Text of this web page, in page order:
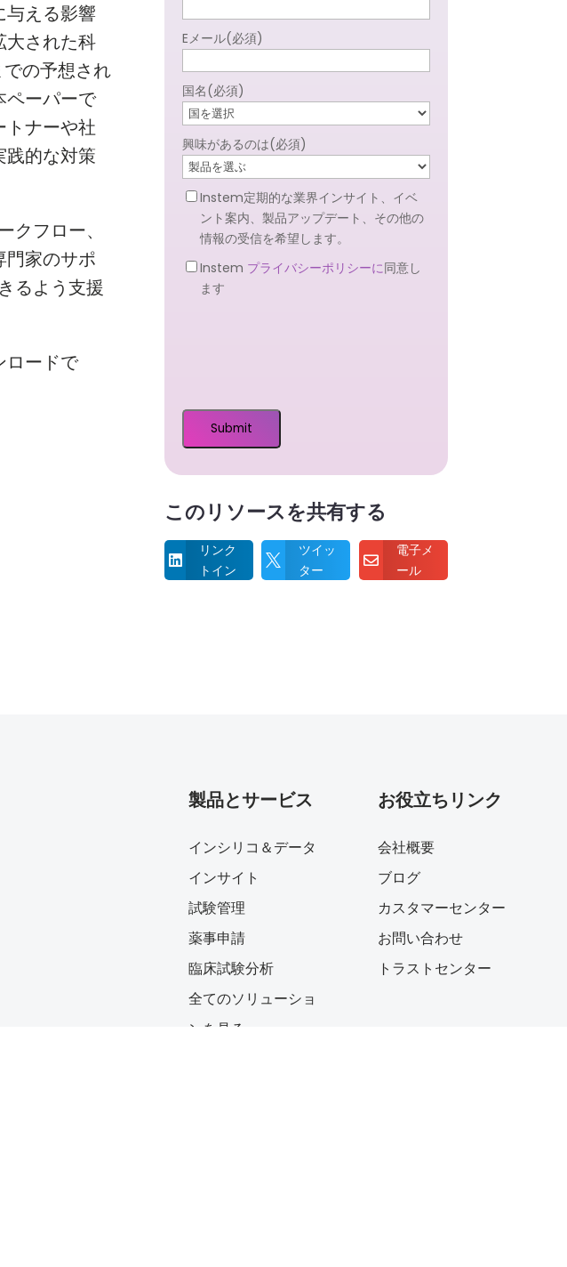
与える影響
大された科
の予想され
ペーパーで
トナーや社
践的な対策
フロー、
門家のサポ
るよう支援
ロードで
Eメール(必須)
国名(必須)
興味があるのは(必須)
ニ
ス
Instem定期的な業界インサイト、イベ
ント案内、製品アップデート、その他の
情報の受信を希望します。
プ
リ
ー
(必
Instem プライバシーポリシーに同意し
ます
このリソースを共有する

リンク
トイン

ツイッ
ター

電子メ
ール
製品とサービス
インシリコ＆データ
インサイト
試験管理
薬事申請
臨床試験分析
全てのソリューショ
ンを見る
お役立ちリンク
会社概要
ブログ
カスタマーセンター
お問い合わせ
トラストセンター